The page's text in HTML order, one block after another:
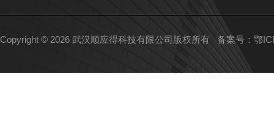
Copyright © 2026 武汉顺应得科技有限公司版权所有备案号：鄂